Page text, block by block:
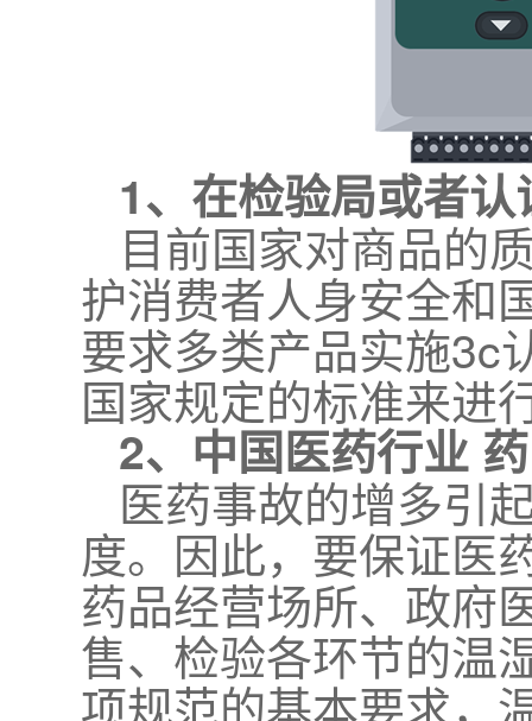
1、在检验局或者认
目前国家对商品的
护消费者人身安全和
要求多类产品实施3c
国家规定的标准来进
2、中国医药行业
医药事故的增多引
度。因此，要保证医
药品经营场所、政府
售、检验各环节的温
项规范的基本要求，